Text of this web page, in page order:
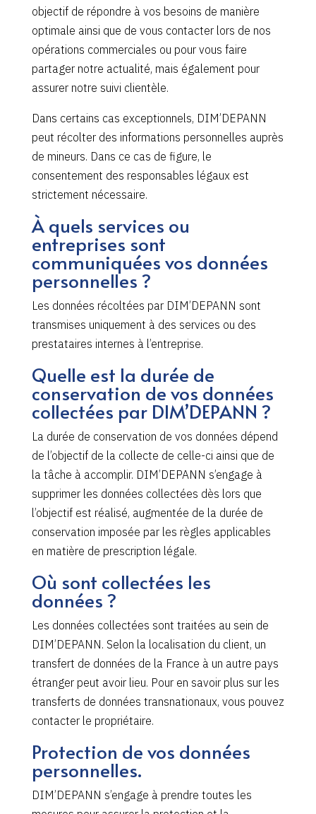
objectif de répondre à vos besoins de manière
optimale ainsi que de vous contacter lors de nos
opérations commerciales ou pour vous faire
partager notre actualité, mais également pour
assurer notre suivi clientèle.
Dans certains cas exceptionnels, DIM’DEPANN
peut récolter des informations personnelles auprès
de mineurs. Dans ce cas de figure, le
consentement des responsables légaux est
strictement nécessaire.
À quels services ou
entreprises sont
communiquées vos données
personnelles ?
Les données récoltées par DIM’DEPANN sont
transmises uniquement à des services ou des
prestataires internes à l’entreprise.
Quelle est la durée de
conservation de vos données
collectées par DIM’DEPANN ?
La durée de conservation de vos données dépend
de l’objectif de la collecte de celle-ci ainsi que de
la tâche à accomplir. DIM’DEPANN s’engage à
supprimer les données collectées dès lors que
l’objectif est réalisé, augmentée de la durée de
conservation imposée par les règles applicables
en matière de prescription légale.
Où sont collectées les
données ?
Les données collectées sont traitées au sein de
DIM’DEPANN. Selon la localisation du client, un
transfert de données de la France à un autre pays
étranger peut avoir lieu. Pour en savoir plus sur les
transferts de données transnationaux, vous pouvez
contacter le propriétaire.
Protection de vos données
personnelles.
DIM’DEPANN s’engage à prendre toutes les